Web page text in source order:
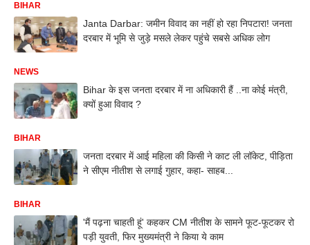
BIHAR
Janta Darbar: जमीन विवाद का नहीं हो रहा निपटारा! जनता
दरबार में भूमि से जुड़े मसले लेकर पहुंचे सबसे अधिक लोग
NEWS
Bihar के इस जनता दरबार में ना अधिकारी हैं ..ना कोई मंत्री,
क्यों हुआ विवाद ?
BIHAR
जनता दरबार में आई महिला की किसी ने काट ली लॉकेट, पीड़िता
ने सीएम नीतीश से लगाई गुहार, कहा- साहब...
BIHAR
'मैं पढ़ना चाहती हूं' कहकर CM नीतीश के सामने फूट-फूटकर रो
पड़ी युवती, फिर मुख्यमंत्री ने किया ये काम